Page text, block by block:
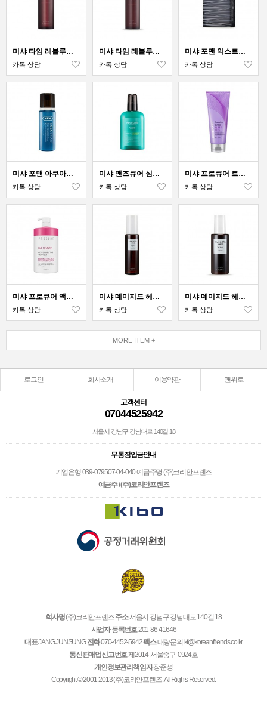
미샤 타임 레볼루션 옴므 더 퍼스트 트리트먼트 에센스
카톡 상담
미샤 타임 레볼루션 옴므 더 퍼스트 트리트먼트 에멀전
카톡 상담
미샤 포맨 익스트림 리뉴 로션
카톡 상담
미샤 포맨 아쿠아브레스 플루이드
카톡 상담
미샤 맨즈큐어 심플 7 올인원 에센스
카톡 상담
미샤 프로큐어 트랜스타일 하드 헤어 젤
카톡 상담
미샤 프로큐어 액티브 프로텍팅 트리트먼트
카톡 상담
미샤 데미지드 헤어 테라피 에센스
카톡 상담
미샤 데미지드 헤어 테라피 로션
카톡 상담
MORE ITEM +
로그인 회사소개 이용약관 맨위로
고객센터
07044525942
서울시 강남구 강남대로 140길 18
무통장입금안내
기업은행 039-079507-04-040 예금주명 (주)코리안프렌즈
예금주 / (주)코리안프렌즈
회사명(주)코리안프렌즈주소서울시 강남구 강남대로 140길 18
사업자 등록번호201-86-41646
대표JANG JUNSUNG 전화070-4452-5942팩스대량문의 kf@koreanfriends.co.kr
통신판매업신고번호제2014-서울중구-0924호
개인정보관리책임자장준성
Copyright © 2001-2013 (주)코리안프렌즈. All Rights Reserved.